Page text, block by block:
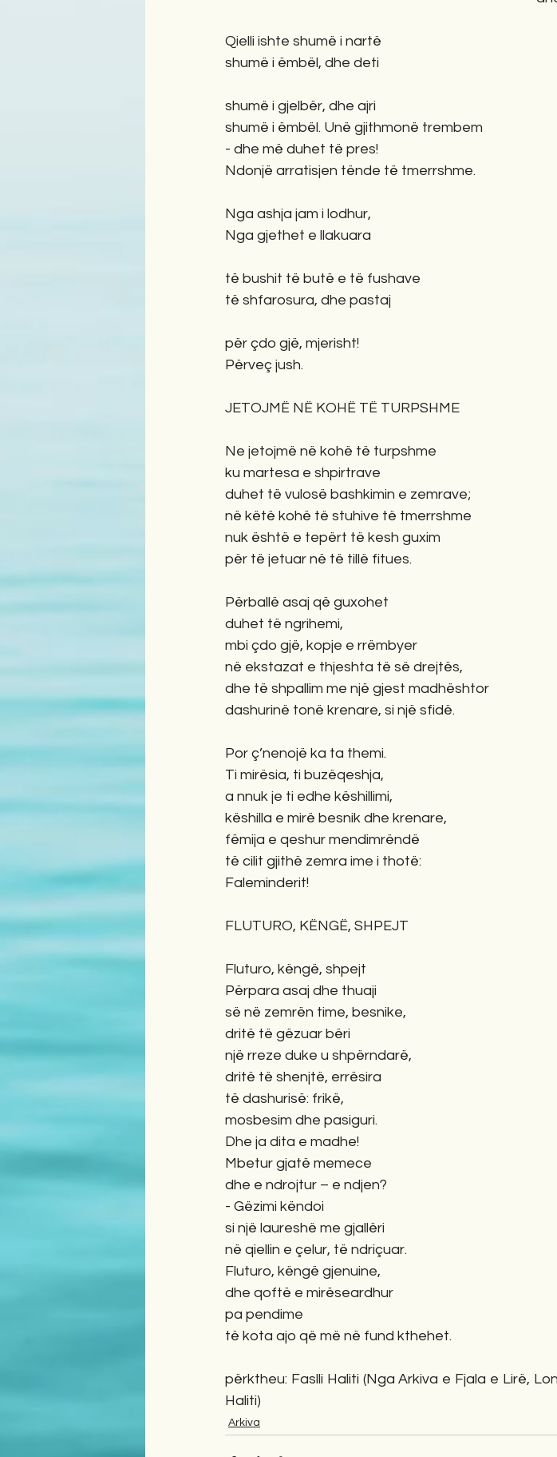
Qielli ishte shumë i nartë
shumë i ëmbël, dhe deti
shumë i gjelbër, dhe ajri
shumë i ëmbël. Unë gjithmonë trembem
- dhe më duhet të pres!
Ndonjë arratisjen tënde të tmerrshme.
Nga ashja jam i lodhur,
Nga gjethet e llakuara
të bushit të butë e të fushave
të shfarosura, dhe pastaj
për çdo gjë, mjerisht!
Përveç jush.
JETOJMË NË KOHË TË TURPSHME
Ne jetojmë në kohë të turpshme
ku martesa e shpirtrave
duhet të vulosë bashkimin e zemrave;
në këtë kohë të stuhive të tmerrshme
nuk është e tepërt të kesh guxim
për të jetuar në të tillë fitues.
Përballë asaj që guxohet
duhet të ngrihemi,
mbi çdo gjë, kopje e rrëmbyer
në ekstazat e thjeshta të së drejtës,
dhe të shpallim me një gjest madhështor
dashurinë tonë krenare, si një sfidë.
Por ç’nenojë ka ta themi.
Ti mirësia, ti buzëqeshja,
a nnuk je ti edhe këshillimi,
këshilla e mirë besnik dhe krenare,
fëmija e qeshur mendimrëndë
të cilit gjithë zemra ime i thotë:
Faleminderit!
FLUTURO, KËNGË, SHPEJT
Fluturo, këngë, shpejt
Përpara asaj dhe thuaji
së në zemrën time, besnike,
dritë të gëzuar bëri
një rreze duke u shpërndarë,
dritë të shenjtë, errësira
të dashurisë: frikë,
mosbesim dhe pasiguri.
Dhe ja dita e madhe!
Mbetur gjatë memece
dhe e ndrojtur – e ndjen?
- Gëzimi këndoi
si një laureshë me gjallëri
në qiellin e çelur, të ndriçuar.
Fluturo, këngë gjenuine,
dhe qoftë e mirëseardhur
pa pendime
të kota ajo që më në fund kthehet.
përktheu: Faslli Haliti (Nga Arkiva e Fjala e Lirë,
Haliti)
Arkiva